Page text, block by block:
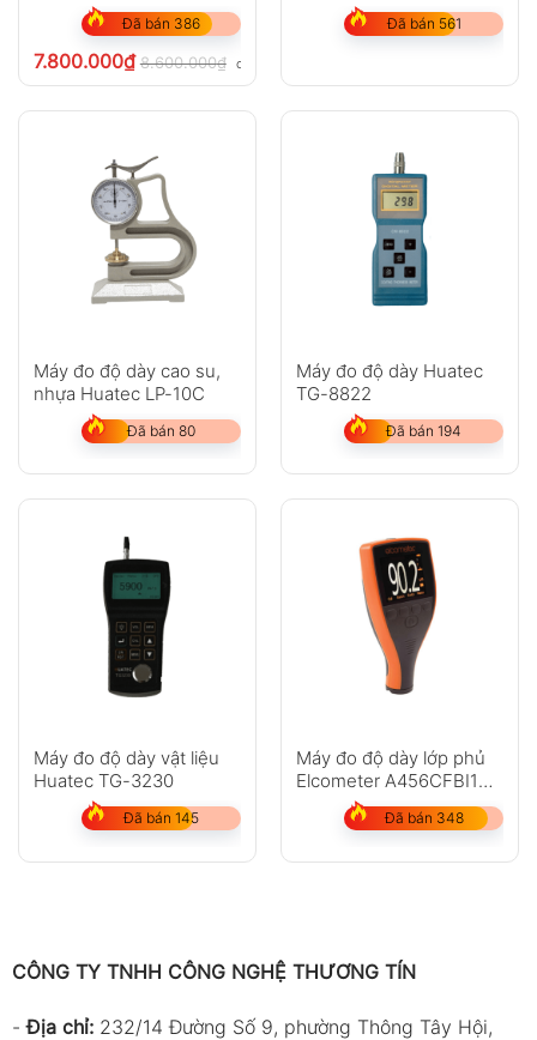
Đã bán 386
7.800.000₫ 8.600.000₫ chưa VAT 8%
Đã bán 561
Máy đo độ dày cao su,
nhựa Huatec LP-10C
Đã bán 80
Máy đo độ dày Huatec
TG-8822
Đã bán 194
Máy đo độ dày vật liệu
Huatec TG-3230
Đã bán 145
Máy đo độ dày lớp phủ
Elcometer A456CFBI1
(0-1500?m)
Đã bán 348
CÔNG TY TNHH CÔNG NGHỆ THƯƠNG TÍN
-Địa chỉ: 232/14 Đường Số 9, phường Thông Tây Hội,